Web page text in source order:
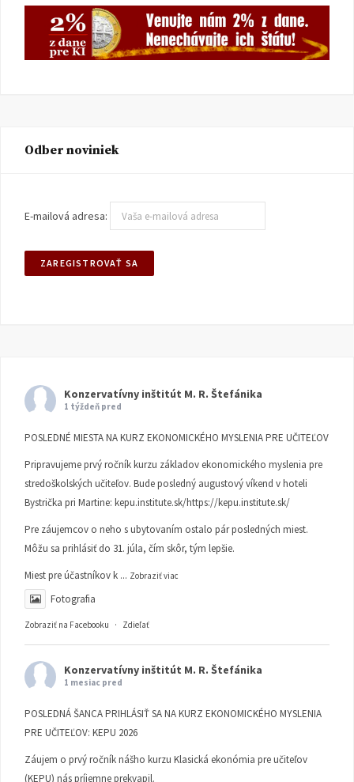
Odber noviniek
E-mailová adresa:
Konzervatívny inštitút M. R. Štefánika
1 týždeň pred
POSLEDNÉ MIESTA NA KURZ EKONOMICKÉHO MYSLENIA PRE UČITEĽOV
Pripravujeme prvý ročník kurzu základov ekonomického myslenia pre
stredoškolských učiteľov. Bude posledný augustový víkend v hoteli
Bystrička pri Martine: kepu.institute.sk/https://kepu.institute.sk/
Pre záujemcov o neho s ubytovaním ostalo pár posledných miest.
Môžu sa prihlásiť do 31. júla, čím skôr, tým lepšie.
Miest pre účastníkov k ... Zobraziť viac
Fotografia
Zobraziť na Facebooku · Zdieľať
Konzervatívny inštitút M. R. Štefánika
1 mesiac pred
POSLEDNÁ ŠANCA PRIHLÁSIŤ SA NA KURZ EKONOMICKÉHO MYSLENIA
PRE UČITEĽOV: KEPU 2026
Záujem o prvý ročník nášho kurzu Klasická ekonómia pre učiteľov
(KEPU) nás príjemne prekvapil.